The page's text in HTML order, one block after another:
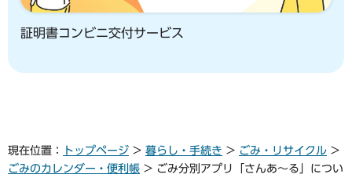
証明書コンビニ交付サービス
現在位置： トップページ > 暮らし・手続き > ごみ・リサイクル >
ごみのカレンダー・便利帳 > ごみ分別アプリ「さんあ～る」につい